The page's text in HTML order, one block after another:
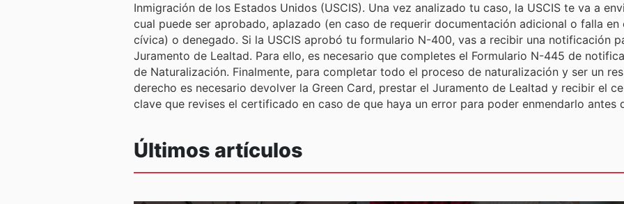
Inmigración de los Estados Unidos (USCIS). Una vez analizado tu caso, la USCIS te va a
cual puede ser aprobado, aplazado (en caso de requerir documentación adicional o falla
cívica) o denegado. Si la USCIS aprobó tu formulario N-400, vas a recibir una notificación
Juramento de Lealtad. Para ello, es necesario que completes el Formulario N-445 de
de Naturalización. Finalmente, para completar todo el proceso de naturalización y ser un residente estadounidense pleno de
derecho es necesario devolver la Green Card, prestar el Juramento de Lealtad y recibir el
clave que revises el certificado en caso de que haya un error para poder enmendarlo antes
Últimos artículos